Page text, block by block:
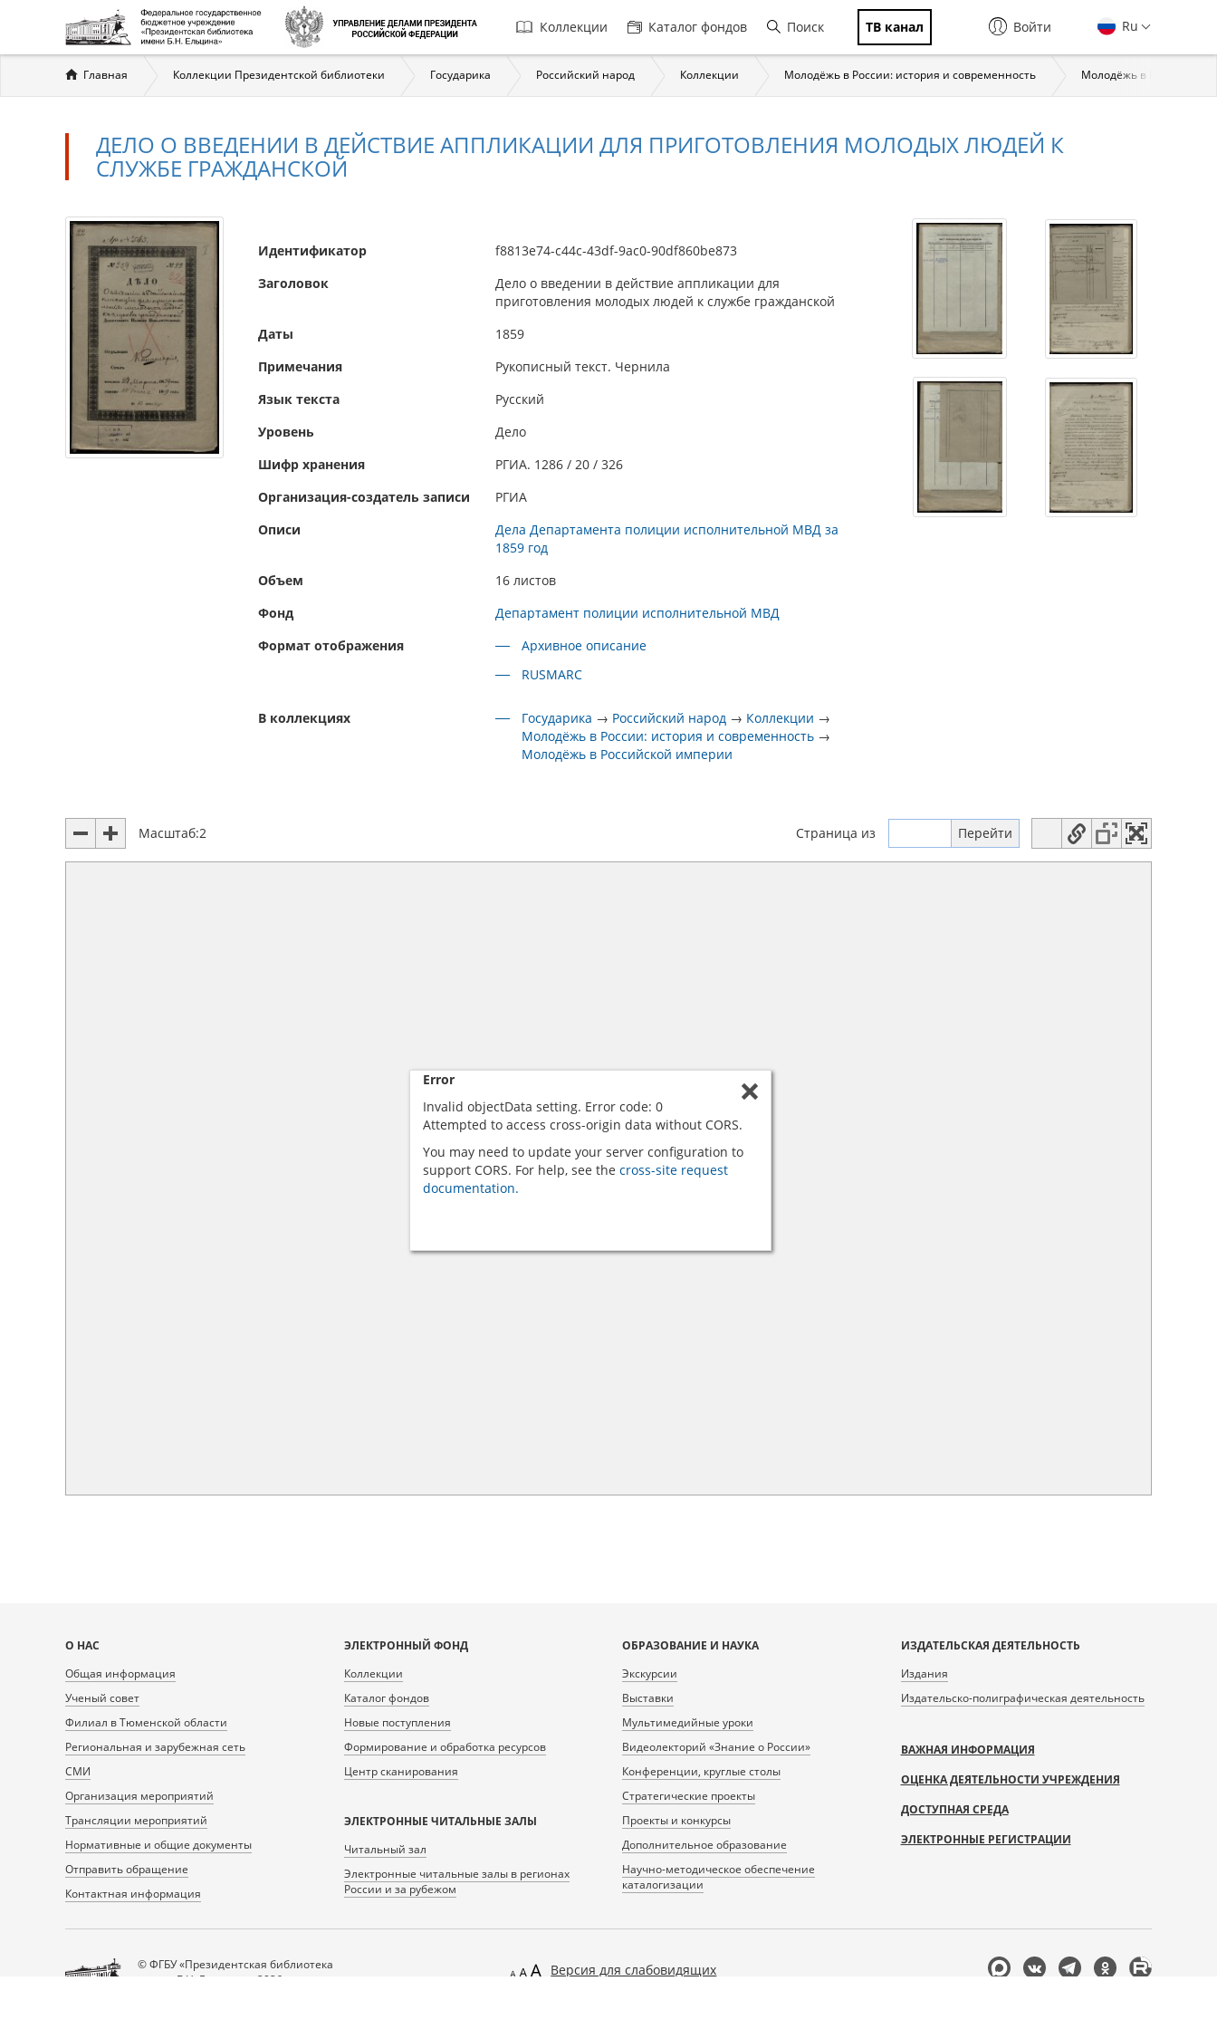
Главная
навигация
Коллекции Каталог фондов Поиск ТВ канал Ru
Войти
Вы
здесь
Главная Коллекции Президентской библиотеки Государика Российский народ Коллекции Молодёжь в России: история и современность Молодёжь в
ДЕЛО О ВВЕДЕНИИ В ДЕЙСТВИЕ АППЛИКАЦИИ ДЛЯ ПРИГОТОВЛЕНИЯ МОЛОДЫХ ЛЮДЕЙ К
СЛУЖБЕ ГРАЖДАНСКОЙ
Идентификатор
f8813e74-c44c-43df-9ac0-90df860be873
Заголовок
Дело о введении в действие аппликации для
приготовления молодых людей к службе гражданской
Даты
1859
Примечания
Рукописный текст. Чернила
Язык текста
Русский
Уровень
Дело
Шифр хранения
РГИА. 1286 / 20 / 326
Организация-создатель записи
РГИА
Описи
Дела Департамента полиции исполнительной МВД за
1859 год
Объем
16 листов
Фонд
Департамент полиции исполнительной МВД
Формат отображения
Архивное описание
RUSMARC
В коллекциях Государика → Российский народ → Коллекции →
Молодёжь в России: история и современность →
Молодёжь в Российской империи
Масштаб:2 Страница из
Error
Invalid objectData setting. Error code: 0
Attempted to access cross-origin data without CORS.
You may need to update your server configuration to
support CORS. For help, see the cross-site request
documentation.
Карта
сайта
О НАС
Общая информация
Ученый совет
Филиал в Тюменской области
Региональная и зарубежная сеть
СМИ
Организация мероприятий
Трансляции мероприятий
Нормативные и общие документы
Отправить обращение
Контактная информация
ЭЛЕКТРОННЫЙ ФОНД
Коллекции
Каталог фондов
Новые поступления
Формирование и обработка ресурсов
Центр сканирования
ЭЛЕКТРОННЫЕ ЧИТАЛЬНЫЕ ЗАЛЫ
Читальный зал
Электронные читальные залы в регионах
России и за рубежом
ОБРАЗОВАНИЕ И НАУКА
Экскурсии
Выставки
Мультимедийные уроки
Видеолекторий «Знание о России»
Конференции, круглые столы
Стратегические проекты
Проекты и конкурсы
Дополнительное образование
Научно-методическое обеспечение
каталогизации
ИЗДАТЕЛЬСКАЯ ДЕЯТЕЛЬНОСТЬ
Издания
Издательско-полиграфическая деятельность
ВАЖНАЯ ИНФОРМАЦИЯ
ОЦЕНКА ДЕЯТЕЛЬНОСТИ УЧРЕЖДЕНИЯ
ДОСТУПНАЯ СРЕДА
ЭЛЕКТРОННЫЕ РЕГИСТРАЦИИ
© ФГБУ «Президентская библиотека
имени Б.Н. Ельцина», 2026
Версия для слабовидящих